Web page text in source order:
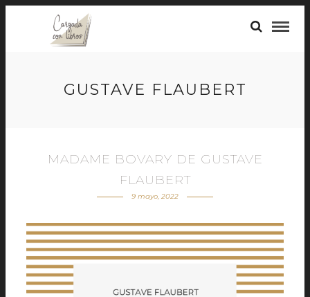
GUSTAVE FLAUBERT
MADAME BOVARY DE GUSTAVE
FLAUBERT
9 mayo, 2022